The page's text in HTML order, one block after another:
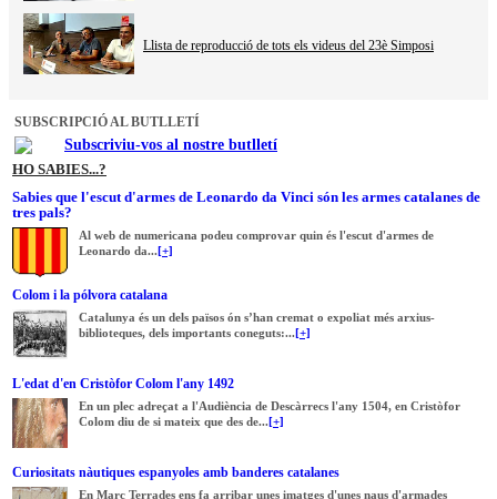
Llista de reproducció de tots els videus del 23è Simposi
SUBSCRIPCIÓ AL BUTLLETÍ
Subscriviu-vos al nostre butlletí
HO SABIES...?
Sabies que l'escut d'armes de Leonardo da Vinci són les armes catalanes de
tres pals?
Al web de numericana podeu comprovar quin és l'escut d'armes de
Leonardo da...[+]
Colom i la pólvora catalana
Catalunya és un dels països ón s’han cremat o expoliat més arxius-
biblioteques, dels importants coneguts:...[+]
L'edat d'en Cristòfor Colom l'any 1492
En un plec adreçat a l'Audiència de Descàrrecs l'any 1504, en Cristòfor
Colom diu de si mateix que des de...[+]
Curiositats nàutiques espanyoles amb banderes catalanes
En Marc Terrades ens fa arribar unes imatges d'unes naus d'armades